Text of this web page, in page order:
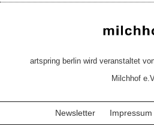
artspring berlin wird veranstaltet
Milchhof
Newsletter Impressum